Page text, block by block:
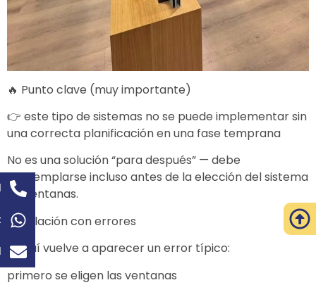
🔥 Punto clave (muy importante)
👉 este tipo de sistemas no se puede implementar sin
una correcta planificación en una fase temprana
No es una solución “para después” — debe
contemplarse incluso antes de la elección del sistema
de ventanas.
⚠️ Relación con errores
Y aquí vuelve a aparecer un error típico:
primero se eligen las ventanas